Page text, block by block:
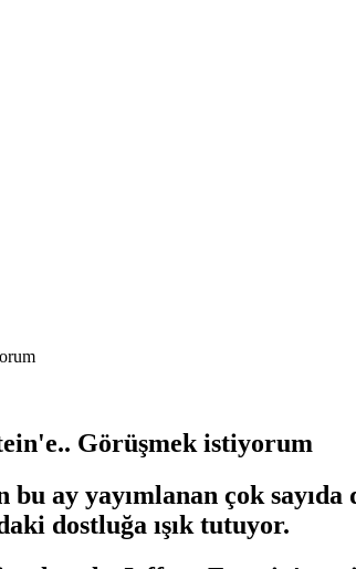
Görüşmek istiyorum
ay yayımlanan çok
dostluğa ışık tutuyor.